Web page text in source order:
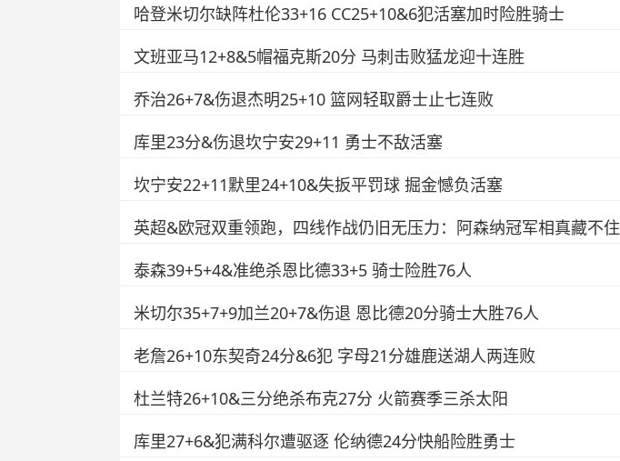
哈登米切尔缺阵杜伦33+16 CC25+10&6犯活塞加时险胜骑士
文班亚马12+8&5帽福克斯20分 马刺击败猛龙迎十连胜
乔治26+7&伤退杰明25+10 篮网轻取爵士止七连败
库里23分&伤退坎宁安29+11 勇士不敌活塞
坎宁安22+11默里24+10&失扳平罚球 掘金憾负活塞
英超&欧冠双重领跑，四线作战仍旧无压力：阿森纳冠军相真藏不住
泰森39+5+4&准绝杀恩比德33+5 骑士险胜76人
米切尔35+7+9加兰20+7&伤退 恩比德20分骑士大胜76人
老詹26+10东契奇24分&6犯 字母21分雄鹿送湖人两连败
杜兰特26+10&三分绝杀布克27分 火箭赛季三杀太阳
库里27+6&犯满科尔遭驱逐 伦纳德24分快船险胜勇士